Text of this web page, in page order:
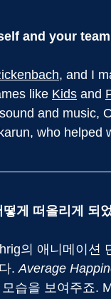
and your
, and I
like Kids and
and music,
who helped
게 떠올리게 되
의 애니메이션
. Average
습을 보여주죠.